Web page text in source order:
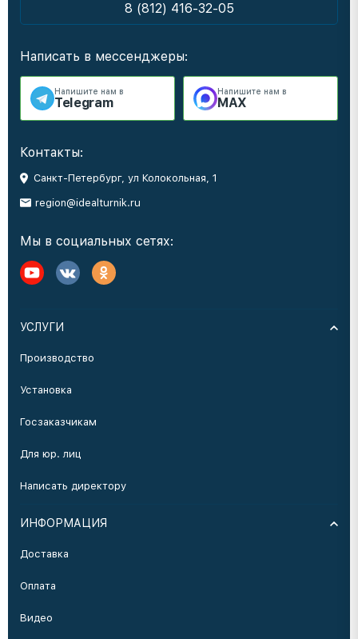
8 (812) 416-32-05
Написать в мессенджеры:
Напишите нам в
Telegram
Напишите нам в
MAX
Контакты:
Санкт-Петербург, ул Колокольная, 1
region@idealturnik.ru
Мы в социальных сетях:
УСЛУГИ
Производство
Установка
Госзаказчикам
Для юр. лиц
Написать директору
ИНФОРМАЦИЯ
Доставка
Оплата
Видео